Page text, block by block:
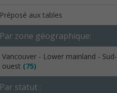
Préposé aux tables
Par zone géographique:
Vancouver - Lower mainland - Sud-
ouest (75)
Par statut :